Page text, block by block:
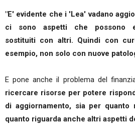
"E' evidente che i 'Lea' vadano
ci sono aspetti che possono
sostituiti con altri. Quindi con
esempio, non solo con nuove
E pone anche il problema del
ricercare risorse per potere
di aggiornamento, sia per
quanto riguarda anche altri aspetti